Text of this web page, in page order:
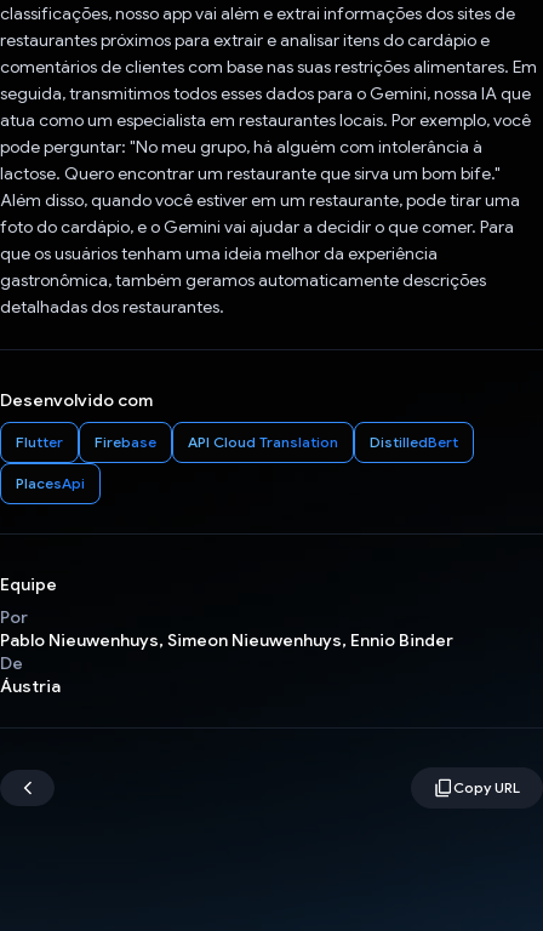
classificações, nosso app vai além e extrai informações dos sites de
restaurantes próximos para extrair e analisar itens do cardápio e
comentários de clientes com base nas suas restrições alimentares. Em
seguida, transmitimos todos esses dados para o Gemini, nossa IA que
atua como um especialista em restaurantes locais. Por exemplo, você
pode perguntar: "No meu grupo, há alguém com intolerância à
lactose. Quero encontrar um restaurante que sirva um bom bife."
Além disso, quando você estiver em um restaurante, pode tirar uma
foto do cardápio, e o Gemini vai ajudar a decidir o que comer. Para
que os usuários tenham uma ideia melhor da experiência
gastronômica, também geramos automaticamente descrições
detalhadas dos restaurantes.
Desenvolvido com
Flutter Firebase API Cloud Translation DistilledBert
PlacesApi
Equipe
Por
Pablo Nieuwenhuys, Simeon Nieuwenhuys, Ennio Binder
De
Áustria